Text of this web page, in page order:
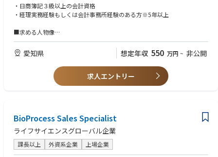
【語学力】TOEIC700点 / 海外の顧客との打合せに対応できるレベル
【求める人物像】
EPC案件増へ対応するため監理監督者（電気）の資格を持つ方を求めてい
【活かせるスキル】
・再エネ業界における施工管理スキル
・長年の現場経験による安全管理能力
【身につくスキル】
・施工管理スキル
・月次損益管理、部門予算統制
・会計仕訳、請求書対応
・税務申告書作成（法人税、消費税ほか）
・経営資料作成（経営執行会議、株主総会ほか）
・会計監査対応、税務調査対応
・固定資産管理（資産登録、台帳作成）
・不動産管理（賃貸収支管理、賃貸料計算）
である井上護謨工業の経理業務に従事してもらい、その後、イノアックコ
ーポレーションを含めたグループ会社の経理部門や事業部経理、海外駐在
も含め、数年単位で本人の適性を見ながら幅広く経験やスキル向上に応じ
た部署でのキャリアアップを積んでもらう。
・日商簿記３級以上の会計資格
・経理実務経験もしくは会計事務所経験のある方※5年以上
■求める人物像
・前向きで積極的にチャレンジ精神をもって取り組める方
愛知県 想定年収 550 万円 ~ 非公開
求人エントリー
BioProcess Sales Specialist
ライフサイエンスグローバル企業
課長以上 外資系企業 上場企業